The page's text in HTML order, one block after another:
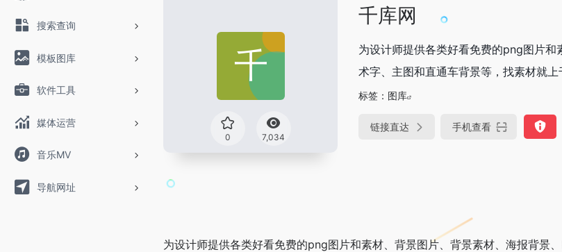
搜索查询
模板图库
软件工具
媒体运营
音乐MV
导航网址
0 7,034
千库网
为设计师提供各类好看免费的png图片
术字、主图和直通车背景等，找素材就
标签： 图库
链接直达 手机查看
为设计师提供各类好看免费的png图片和素材、背景图片、背景素材、海报背景